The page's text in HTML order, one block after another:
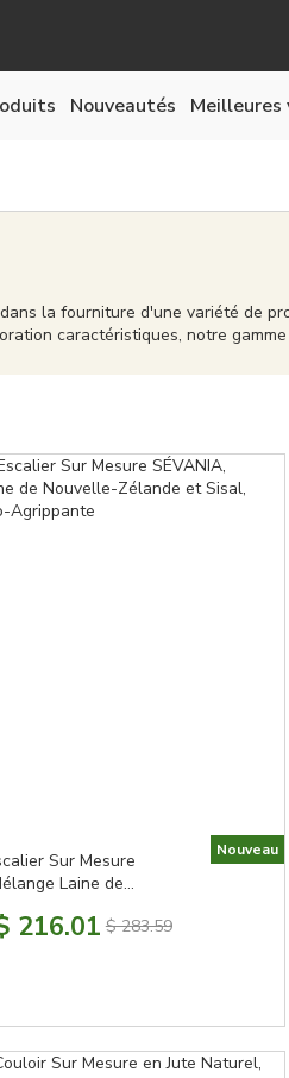
Nouveautés Meilleures
la fourniture d'une variété de
caractéristiques, notre
Sur Mesure
Laine de
216.01 $ 283.59
Nouveau